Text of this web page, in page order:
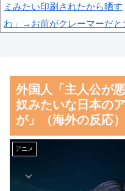
ミみたい印刷されたから晒す
わ」→お前がクレーマーだと
ね？ ←くっそかわいいと話
にｗｗｗ 【Pickup07092031
【朗報】齋藤飛鳥、前屈み
完全に見えてる動画が拡散さ
てしまう…
主導…JAXAの衛星「あらせ
外国人「主人公が
奴みたいな日本の
が」（海外の反応）
アニメ